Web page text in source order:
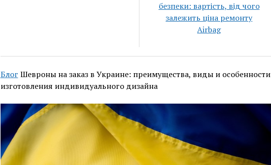
безпеки: вартість, від чого
залежить ціна ремонту
Airbag
Блог Шевроны на заказ в Украине: преимущества, виды и особенности
изготовления индивидуального дизайна